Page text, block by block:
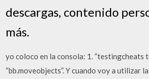
descargas, contenido
más.
yo coloco en la consola: 1. “testingcheats
“bb.moveobjects”. Y cuando voy a utilizar